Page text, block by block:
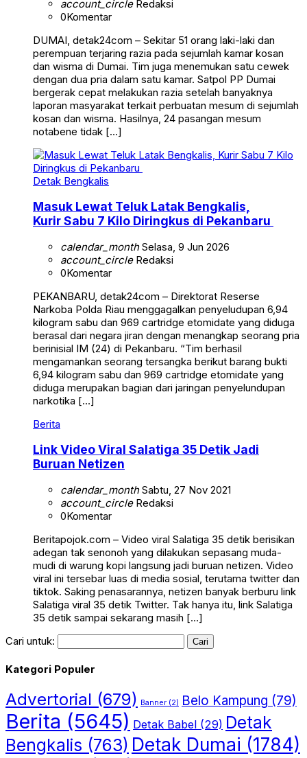
account_circleRedaksi
0Komentar
DUMAI, detak24com – Sekitar 51 orang laki-laki dan
perempuan terjaring razia pada sejumlah kamar kosan
dan wisma di Dumai. Tim juga menemukan satu cewek
dengan dua pria dalam satu kamar. Satpol PP Dumai
bergerak cepat melakukan razia setelah banyaknya
laporan masyarakat terkait perbuatan mesum di sejumlah
kosan dan wisma. Hasilnya, 24 pasangan mesum
notabene tidak […]
Detak Bengkalis
Masuk Lewat Teluk Latak Bengkalis,
Kurir Sabu 7 Kilo Diringkus di Pekanbaru
calendar_monthSelasa, 9 Jun 2026
account_circleRedaksi
0Komentar
PEKANBARU, detak24com – Direktorat Reserse
Narkoba Polda Riau menggagalkan penyeludupan 6,94
kilogram sabu dan 969 cartridge etomidate yang diduga
berasal dari negara jiran dengan menangkap seorang pria
berinisial IM (24) di Pekanbaru. “Tim berhasil
mengamankan seorang tersangka berikut barang bukti
6,94 kilogram sabu dan 969 cartridge etomidate yang
diduga merupakan bagian dari jaringan penyelundupan
narkotika […]
Berita
Link Video Viral Salatiga 35 Detik Jadi
Buruan Netizen
calendar_monthSabtu, 27 Nov 2021
account_circleRedaksi
0Komentar
Beritapojok.com – Video viral Salatiga 35 detik berisikan
adegan tak senonoh yang dilakukan sepasang muda-
mudi di warung kopi langsung jadi buruan netizen. Video
viral ini tersebar luas di media sosial, terutama twitter dan
tiktok. Saking penasarannya, netizen banyak berburu link
Salatiga viral 35 detik Twitter. Tak hanya itu, link Salatiga
35 detik sampai sekarang masih […]
Cari untuk:
Kategori Populer
Advertorial (679) Banner (2) Belo Kampung (79)
Berita (5645) Detak Babel (29) Detak
Bengkalis (763) Detak Dumai (1784)